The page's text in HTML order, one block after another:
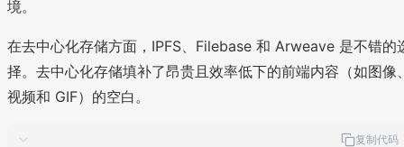
境。
在去中心化存储方面，IPFS、Filebase 和 Arweave 是不错的
择。去中心化存储填补了昂贵且效率低下的前端内容（如图像
视频和 GIF）的空白。
复制代码